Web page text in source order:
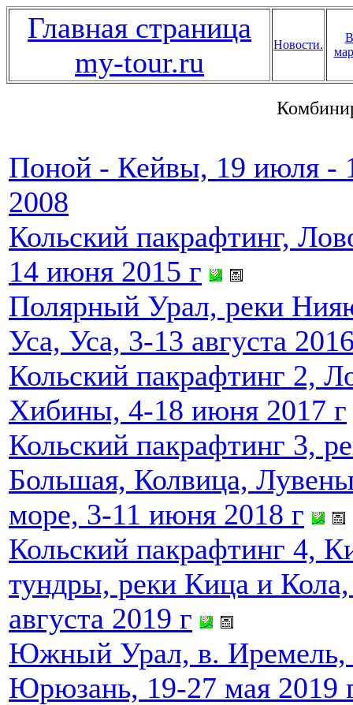
Главная страница
my-tour.ru
Новости.
Поной - Кейвы, 19 июля -
2008
Кольский пакрафтинг,
14 июня 2015 г
Полярный Урал, реки
Уса, Уса, 3-13 августа
Кольский пакрафтинг 2,
Хибины, 4-18 июня 2017 г
Кольский пакрафтинг 3,
Большая, Колвица,
море, 3-11 июня 2018 г
Кольский пакрафтинг 4,
тундры, реки Кица и
августа 2019 г
Южный Урал, в. Иремель,
Юрюзань, 19-27 мая 2019